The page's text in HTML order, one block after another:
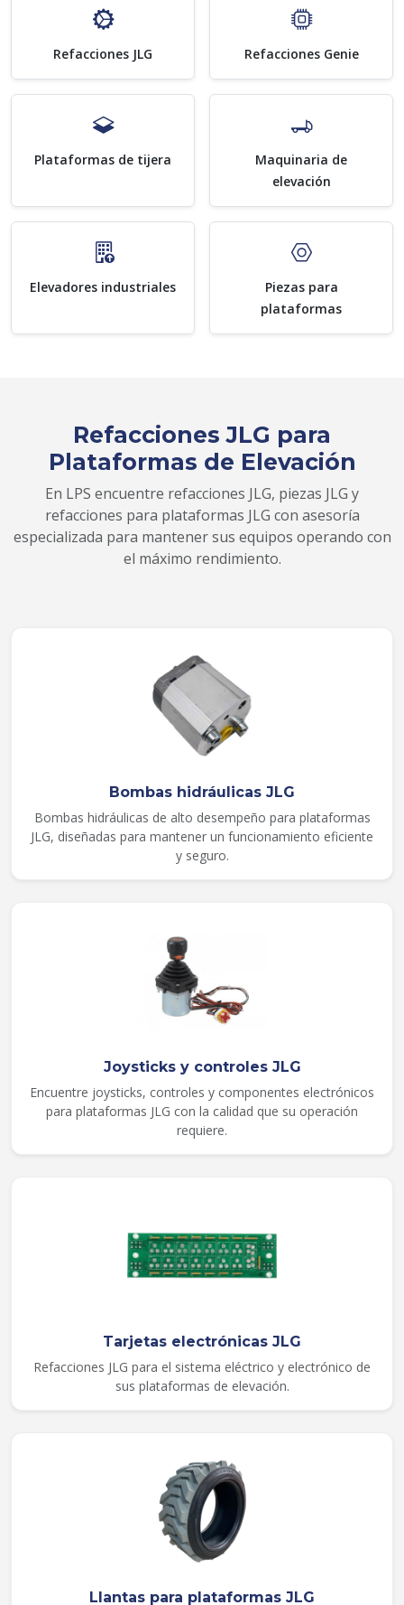
Refacciones JLG Refacciones Genie
Plataformas de tijera
Maquinaria de
elevación
Elevadores industriales
Piezas para
plataformas
Refacciones JLG para
Plataformas de Elevación
En LPS encuentre refacciones JLG, piezas JLG y
refacciones para plataformas JLG con asesoría
especializada para mantener sus equipos operando con
el máximo rendimiento.
Bombas hidráulicas JLG
Bombas hidráulicas de alto desempeño para plataformas
JLG, diseñadas para mantener un funcionamiento eficiente
y seguro.
Joysticks y controles JLG
Encuentre joysticks, controles y componentes electrónicos
para plataformas JLG con la calidad que su operación
requiere.
Tarjetas electrónicas JLG
Refacciones JLG para el sistema eléctrico y electrónico de
sus plataformas de elevación.
Llantas para plataformas JLG